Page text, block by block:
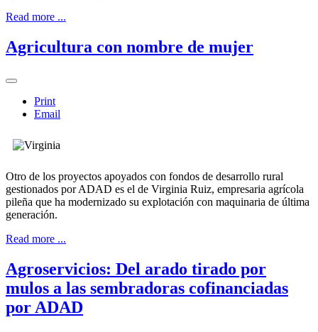
Read more ...
Agricultura con nombre de mujer
Print
Email
Otro de los proyectos apoyados con fondos de desarrollo rural
gestionados por ADAD es el de Virginia Ruiz, empresaria agrícola
pileña que ha modernizado su explotación con maquinaria de última
generación.
Read more ...
Agroservicios: Del arado tirado por
mulos a las sembradoras cofinanciadas
por ADAD